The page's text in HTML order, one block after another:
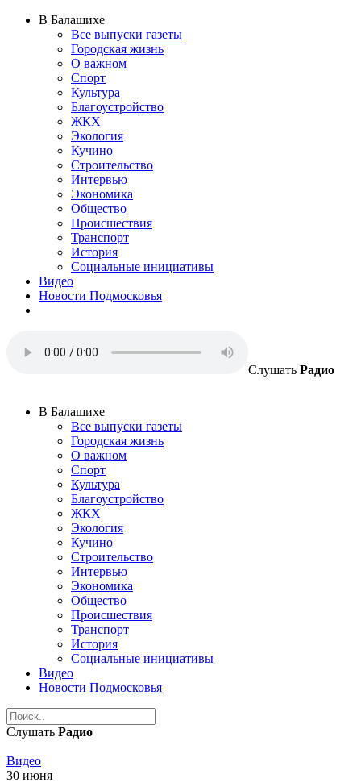
В Балашихе
Все выпуски газеты
Городская жизнь
О важном
Спорт
Культура
Благоустройство
ЖКХ
Экология
Кучино
Строительство
Интервью
Экономика
Общество
Происшествия
Транспорт
История
Социальные инициативы
Видео
Новости Подмосковья
Слушать Радио
В Балашихе
Все выпуски газеты
Городская жизнь
О важном
Спорт
Культура
Благоустройство
ЖКХ
Экология
Кучино
Строительство
Интервью
Экономика
Общество
Происшествия
Транспорт
История
Социальные инициативы
Видео
Новости Подмосковья
Слушать Радио
Видео
30 июня